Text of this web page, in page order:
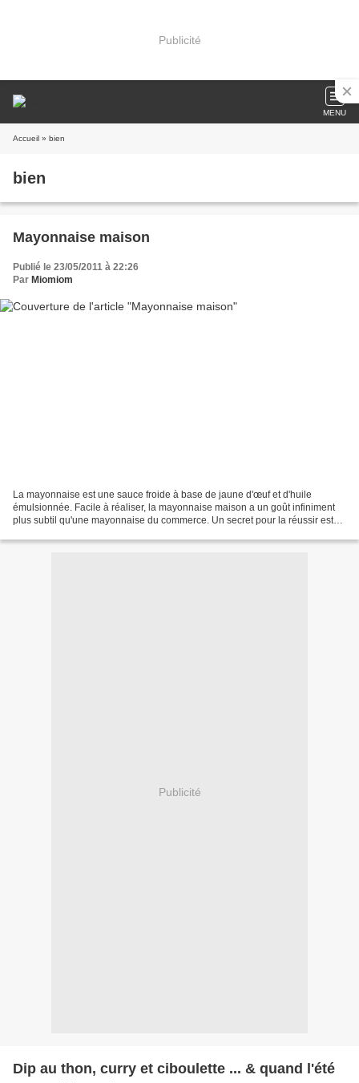
Publicité
MENU
Accueil » bien
bien
Mayonnaise maison
Publié le 23/05/2011 à 22:26
Par Miomiom
La mayonnaise est une sauce froide à base de jaune d'œuf et d'huile
émulsionnée. Facile à réaliser, la mayonnaise maison a un goût infiniment
plus subtil qu'une mayonnaise du commerce. Un secret pour la réussir est
Publicité
Dip au thon, curry et ciboulette ... & quand l'été